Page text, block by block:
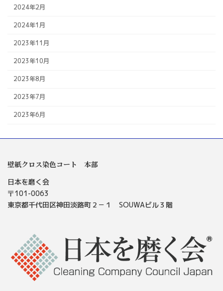
2024年2月
2024年1月
2023年11月
2023年10月
2023年8月
2023年7月
2023年6月
壁紙クロス染色コート 本部
日本を磨く会
〒101-0063
東京都千代田区神田淡路町２－１ SOUWAビル３階